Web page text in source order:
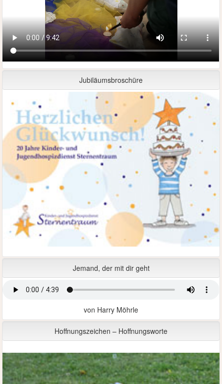
Jubiläumsbroschüre
Jemand, der mit dir geht
von Harry Möhrle
Hoffnungszeichen – Hoffnungsworte